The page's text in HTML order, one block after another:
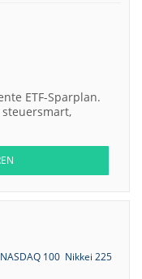
ETF-Sparplan.
NASDAQ 100 Nikkei 225